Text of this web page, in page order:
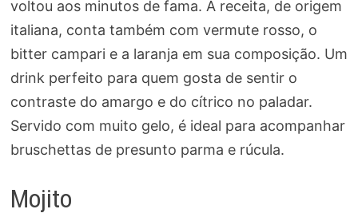
voltou aos minutos de fama. A receita, de origem
italiana, conta também com vermute rosso, o
bitter campari e a laranja em sua composição. Um
drink perfeito para quem gosta de sentir o
contraste do amargo e do cítrico no paladar.
Servido com muito gelo, é ideal para acompanhar
bruschettas de presunto parma e rúcula.
Mojito